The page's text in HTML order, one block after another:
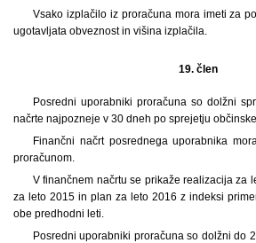
Vsako izplačilo iz proračuna mora imeti za
ugotavljata obveznost in višina izplačila.
19. člen
Posredni uporabniki proračuna so dolžni
načrte najpozneje v 30 dneh po sprejetju
Finančni načrt posrednega uporabnika
proračunom.
V finančnem načrtu se prikaže realizacija za
za leto 2015 in plan za leto 2016 z indeksi
obe predhodni leti.
Posredni uporabniki proračuna so dolžni do